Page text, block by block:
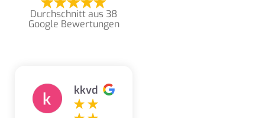
Durchschnitt aus 38
Google Bewertungen
kkvd